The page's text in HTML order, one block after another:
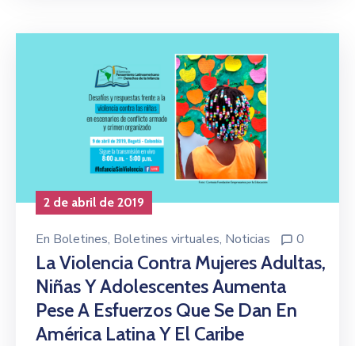
2 de abril de 2019
En Boletines‚ Boletines virtuales‚ Noticias 0
La Violencia Contra Mujeres Adultas,
Niñas Y Adolescentes Aumenta
Pese A Esfuerzos Que Se Dan En
América Latina Y El Caribe